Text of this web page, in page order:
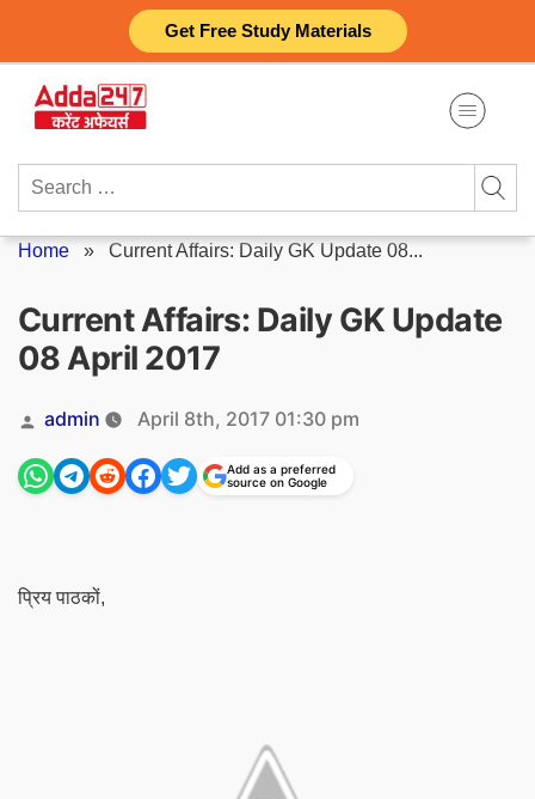
Get Free Study Materials
content
Search
Home » Current Affairs: Daily GK Update 08...
Current Affairs: Daily GK Update
08 April 2017
Posted
by
admin April 8th, 2017 01:30 pm
Add as a preferred
source on Google
प्रिय पाठकों,